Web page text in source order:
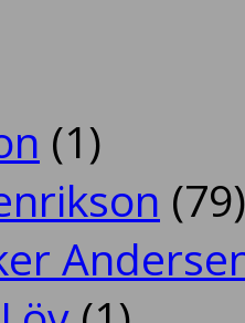
(1)
(79)